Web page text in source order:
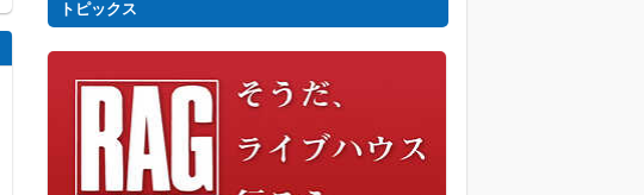
トピックス